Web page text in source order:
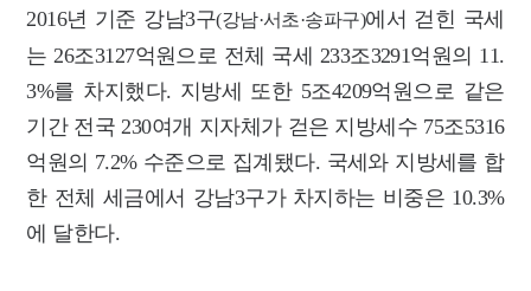
2016년 기준 강남3구(강남·서초·송파구)에서 걷힌 국세
는 26조3127억원으로 전체 국세 233조3291억원의 11.
3%를 차지했다. 지방세 또한 5조4209억원으로 같은
기간 전국 230여개 지자체가 걷은 지방세수 75조5316
억원의 7.2% 수준으로 집계됐다. 국세와 지방세를 합
한 전체 세금에서 강남3구가 차지하는 비중은 10.3%
에 달한다.